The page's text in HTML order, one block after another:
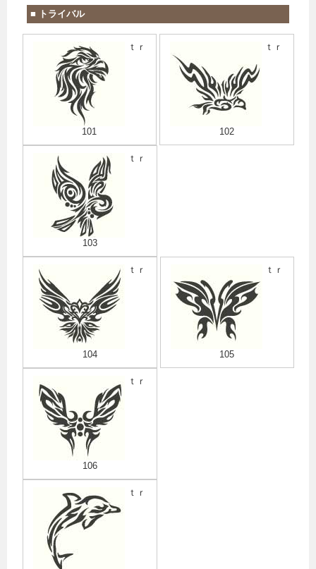
■ トライバル
ｔｒ
101
ｔｒ
102
ｔｒ
103
ｔｒ
104
ｔｒ
105
ｔｒ
106
ｔｒ